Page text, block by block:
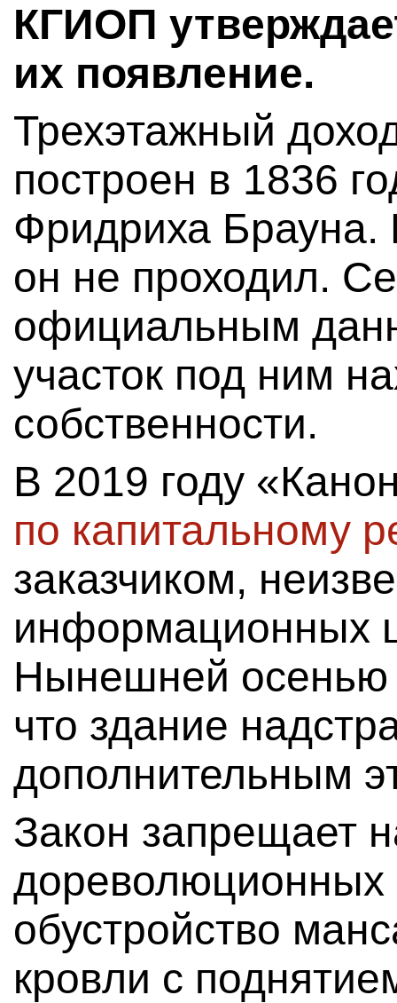
КГИОП
их появление.
Трехэтажный
построен в 1836
Фридриха Брауна.
он не проходил.
официальным
участок под ним
собственности.
В 2019 году
по капитальному
заказчиком,
информационных
Нынешней осенью
что здание
дополнительным
Закон запрещает
дореволюционных
обустройство
кровли с